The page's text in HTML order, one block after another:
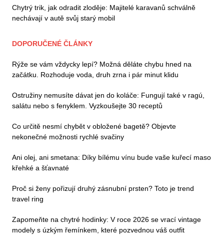
Chytrý trik, jak odradit zloděje: Majitelé karavanů schválně
nechávají v autě svůj starý mobil
DOPORUČENÉ ČLÁNKY
Rýže se vám vždycky lepí? Možná děláte chybu hned na
začátku. Rozhoduje voda, druh zrna i pár minut klidu
Ostružiny nemusíte dávat jen do koláče: Fungují také v ragú,
salátu nebo s fenyklem. Vyzkoušejte 30 receptů
Co určitě nesmí chybět v obložené bagetě? Objevte
nekonečné možnosti rychlé svačiny
Ani olej, ani smetana: Díky bílému vínu bude vaše kuřecí maso
křehké a šťavnaté
Proč si ženy pořizují druhý zásnubní prsten? Toto je trend
travel ring
Zapomeňte na chytré hodinky: V roce 2026 se vrací vintage
modely s úzkým řemínkem, které pozvednou váš outfit